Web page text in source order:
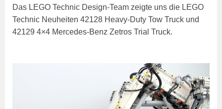
Das LEGO Technic Design-Team zeigte uns die LEGO
Technic Neuheiten 42128 Heavy-Duty Tow Truck und
42129 4×4 Mercedes-Benz Zetros Trial Truck.